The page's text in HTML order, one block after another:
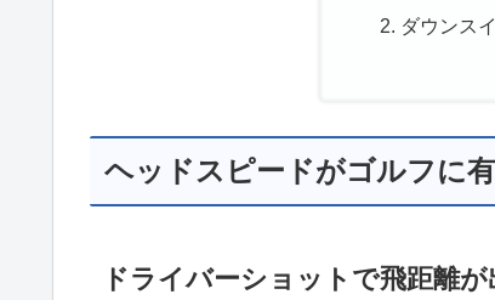
ダウンス
ヘッドスピードがゴルフに
ドライバーショットで飛距離が